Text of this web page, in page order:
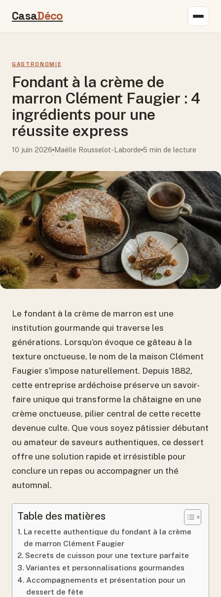
CasaDéco
GASTRONOMIE
Fondant à la crème de
marron Clément Faugier : 4
ingrédients pour une
réussite express
10 juin 2026
·
Maëlle Rousselot-Laborde
·
5 min de lecture
Le fondant à la crème de marron est une
institution gourmande qui traverse les
générations. Lorsqu’on évoque ce gâteau à la
texture onctueuse, le nom de la maison Clément
Faugier s’impose naturellement. Depuis 1882,
cette entreprise ardéchoise préserve un savoir-
faire unique qui transforme la châtaigne en une
crème onctueuse, pilier central de cette recette
devenue culte. Que vous soyez pâtissier débutant
ou amateur de saveurs authentiques, ce dessert
offre une solution rapide et irrésistible pour
conclure un repas ou accompagner un thé
automnal.
Table des matières
La recette authentique du fondant à la crème
de marron Clément Faugier
Secrets de cuisson pour une texture parfaite
Variantes et personnalisations gourmandes
Accompagnements et présentation pour un
dessert de fête